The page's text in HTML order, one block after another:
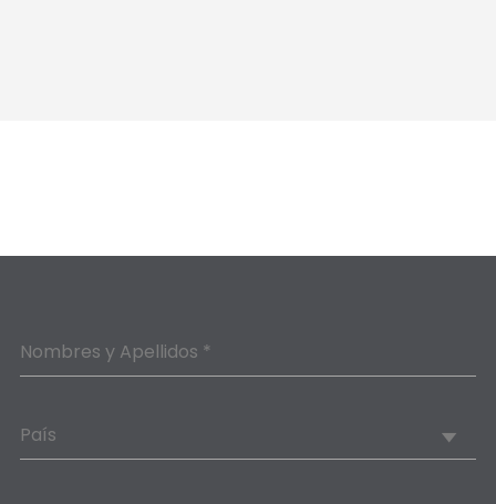
Nombres y Apellidos *
País